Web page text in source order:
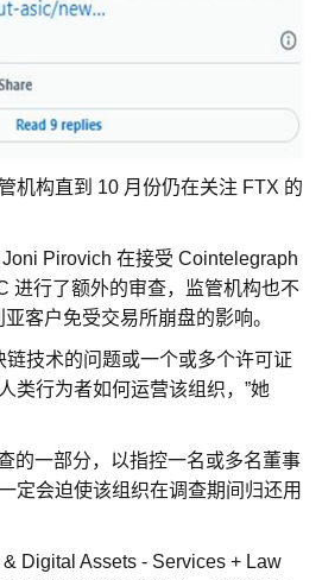
机构直到 10 月份仍在关注 FTX 的
Pirovich 在接受 Cointelegraph
进行了额外的审查，监管机构也不
客户免受交易所崩盘的影响。
链技术的问题或一个或多个许可证
类行为者如何运营该组织，”她
的一部分，以指控一名或多名董事
定会迫使该组织在调查期间归还用
Digital Assets - Services + Law